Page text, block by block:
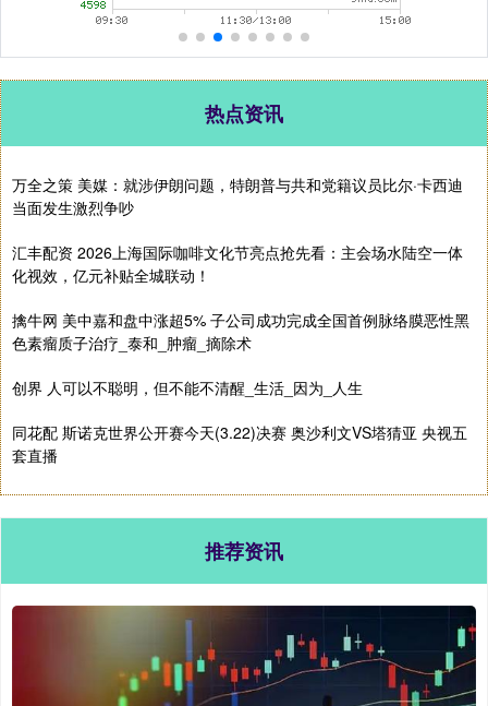
热点资讯
万全之策 美媒：就涉伊朗问题，特朗普与共和党籍议员比尔·卡西迪
当面发生激烈争吵
汇丰配资 2026上海国际咖啡文化节亮点抢先看：主会场水陆空一体
化视效，亿元补贴全城联动！
擒牛网 美中嘉和盘中涨超5% 子公司成功完成全国首例脉络膜恶性黑
色素瘤质子治疗_泰和_肿瘤_摘除术
创界 人可以不聪明，但不能不清醒_生活_因为_人生
同花配 斯诺克世界公开赛今天(3.22)决赛 奥沙利文VS塔猜亚 央视五
套直播
推荐资讯